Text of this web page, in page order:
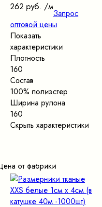
262 руб. /м
Запрос
оптовой цены
Показать
характеристики
Плотность
160
Состав
100% полиэстер
Ширина рулона
160
Скрыть характеристики
Цена от фабрики